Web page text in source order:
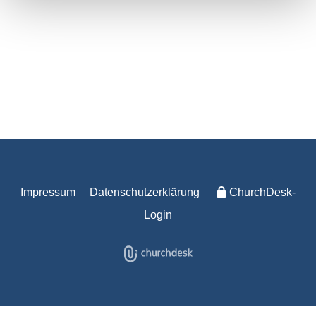
Impressum Datenschutzerklärung
ChurchDesk-
Login